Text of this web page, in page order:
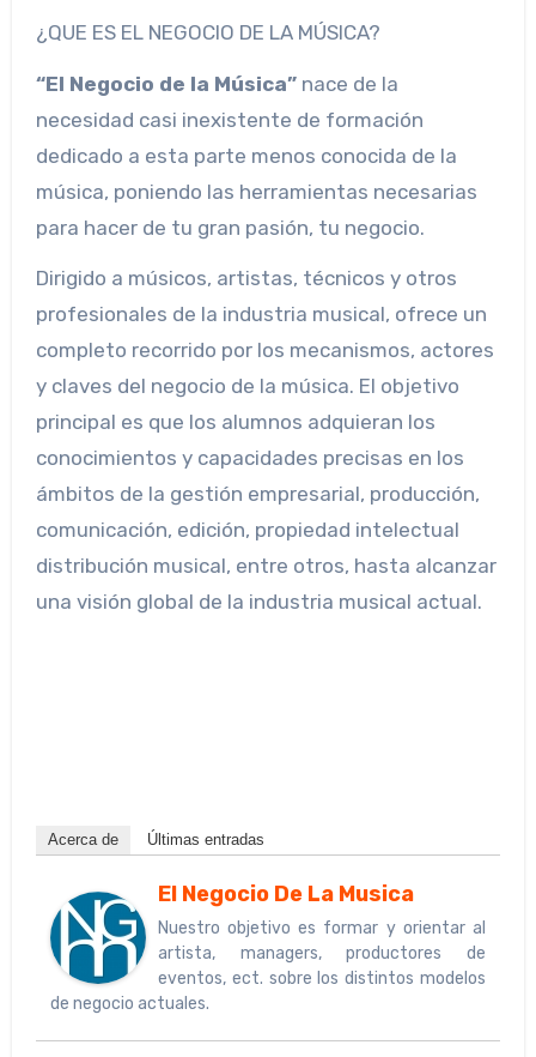
¿QUE ES EL NEGOCIO DE LA MÚSICA?
“El Negocio de la Música”nace de la
necesidad casi inexistente de formación
dedicado a esta parte menos conocida de la
música, poniendo las herramientas necesarias
para hacer de tu gran pasión, tu negocio.
Dirigido a músicos, artistas, técnicos y otros
profesionales de la industria musical, ofrece un
completo recorrido por los mecanismos, actores
y claves del negocio de la música. El objetivo
principal es que los alumnos adquieran los
conocimientos y capacidades precisas en los
ámbitos de la gestión empresarial, producción,
comunicación, edición, propiedad intelectual
distribución musical, entre otros, hasta alcanzar
una visión global de la industria musical actual.
Acerca de Últimas entradas
El Negocio De La Musica
Nuestro objetivo es formar y orientar al
artista, managers, productores de
eventos, ect. sobre los distintos modelos
de negocio actuales.